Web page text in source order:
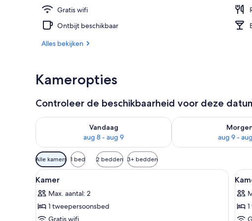
Gratis wifi
Ontbijt beschikbaar
Alles bekijken
Kameropties
Controleer de beschikbaarheid voor deze
Vandaag
aug 8 - aug 9
De beschikbaarheid controleren voor vanavond aug 8 - aug 9
aug 9 -
De beschikbaarheid
Beschikbare
filters
voor
Alle kamers 1 bed 2 bedden 3+ bedden
Alle
foto's
voor
Kamer
Geluiddichte muren, gratis wifi,
1
Kamer
Max. aantal: 2
1 tweepersoonsbed
Gratis wifi
Alle3